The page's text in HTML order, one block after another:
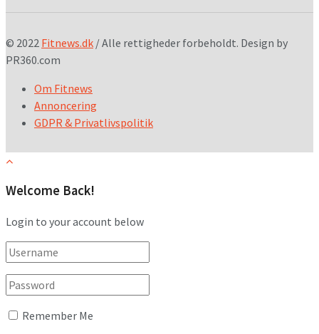
© 2022 Fitnews.dk / Alle rettigheder forbeholdt. Design by
PR360.com
Om Fitnews
Annoncering
GDPR & Privatlivspolitik
Welcome Back!
Login to your account below
Remember Me